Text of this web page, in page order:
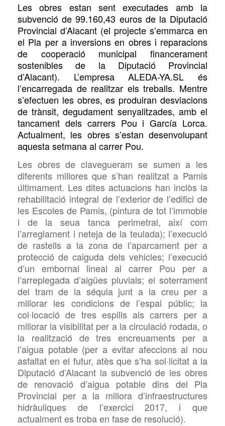
Les obres estan sent executades amb la
subvenció de 99.160,43 euros de la Diputació
Provincial d’Alacant (el projecte s’emmarca en
el Pla per a inversions en obres i reparacions
de cooperació municipal financerament
sostenibles de la Diputació Provincial
d’Alacant). L’empresa ALEDA-YA.SL és
l’encarregada de realitzar els treballs. Mentre
s’efectuen les obres, es produiran desviacions
de trànsit, degudament senyalitzades, amb el
tancament dels carrers Pou i García Lorca.
Actualment, les obres s’estan desenvolupant
aquesta setmana al carrer Pou.
Les obres de clavegueram se sumen a les
diferents millores que s’han realitzat a Pamis
últimament. Les dites actuacions han inclòs la
rehabilitació integral de l’exterior de l’edifici de
les Escoles de Pamis, (pintura de tot l’immoble
i de la seua tanca perimetral, així com
l’arreglament i neteja de la teulada); l’execució
de rastells a la zona de l’aparcament per a
protecció de caiguda dels vehicles; l’execució
d’un embornal lineal al carrer Pou per a
l’arreplegada d’aigües pluvials; el soterrament
del tram de la séquia junt a la creu per a
millorar les condicions de l’espai públic; la
col·locació de tres espills als carrers per a
millorar la visibilitat per a la circulació rodada, o
la realització de tres encreuaments per a
l’aigua potable (per a evitar afeccions al nou
asfaltat en el futur, atès que s’ha sol·licitat a la
Diputació d’Alacant la subvenció de les obres
de renovació d’aigua potable dins del Pla
Provincial per a la millora d’infraestructures
hidràuliques de l’exercici 2017, i que
actualment es troba en fase de resolució).